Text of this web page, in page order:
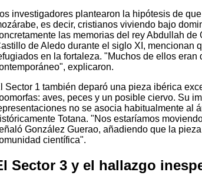
investigadores plantearon la hipótesis de
es decir, cristianos viviendo bajo
las memorias del rey Abdullah de
de Aledo durante el siglo XI, mencionan
en la fortaleza. "Muchos de ellos
explicaron.
Sector 1 también deparó una pieza ibérica
aves, peces y un posible ciervo. Su
no se asocia habitualmente al
Totana. "Nos estaríamos
González Guerao, añadiendo que la
científica".
Sector 3 y el hallazgo